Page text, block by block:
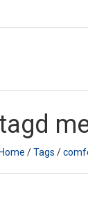
/Tags /